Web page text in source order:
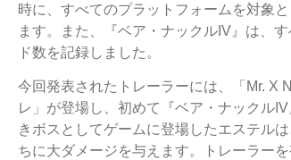
時に、すべてのプラットフォームを対象
ます。また、『ベア・ナックルIV』は、
ド数を記録しました。
今回発表されたトレーラーには、「Mr. X
レ」が登場し、初めて『ベア・ナックル
きボスとしてゲームに登場したエステル
ちに大ダメージを与えます。トレーラー